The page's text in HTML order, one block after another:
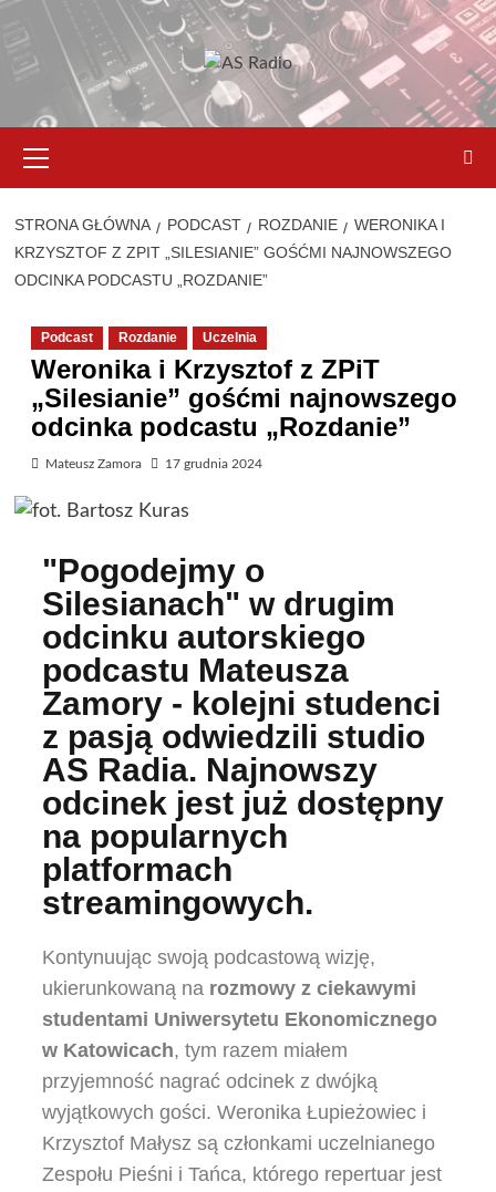
STRONA GŁÓWNA PODCAST ROZDANIE
WERONIKA I
KRZYSZTOF Z ZPIT „SILESIANIE” GOŚĆMI NAJNOWSZEGO
ODCINKA PODCASTU „ROZDANIE”
Podcast Rozdanie Uczelnia
Weronika i Krzysztof z ZPiT
„Silesianie” gośćmi najnowszego
odcinka podcastu „Rozdanie”
Mateusz Zamora 17 grudnia 2024
"Pogodejmy o
Silesianach" w drugim
odcinku autorskiego
podcastu Mateusza
Zamory - kolejni studenci
z pasją odwiedzili studio
AS Radia. Najnowszy
odcinek jest już dostępny
na popularnych
platformach
streamingowych.
Kontynuując swoją podcastową wizję,
ukierunkowaną na rozmowy z ciekawymi
studentami Uniwersytetu Ekonomicznego
w Katowicach, tym razem miałem
przyjemność nagrać odcinek z dwójką
wyjątkowych gości. Weronika Łupieżowiec i
Krzysztof Małysz są członkami uczelnianego
Zespołu Pieśni i Tańca, którego repertuar jest